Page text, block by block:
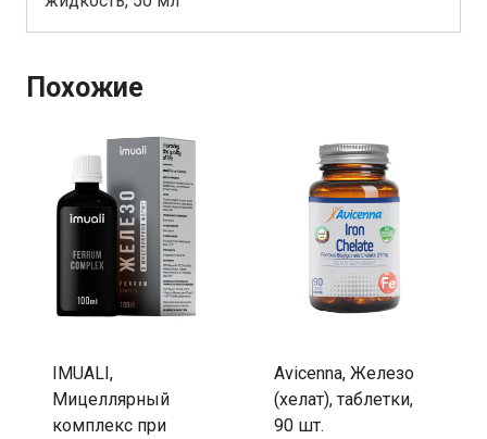
Похожие
IMUALI,
Мицеллярный
комплекс при
Avicenna, Железо
(хелат), таблетки,
90 шт.